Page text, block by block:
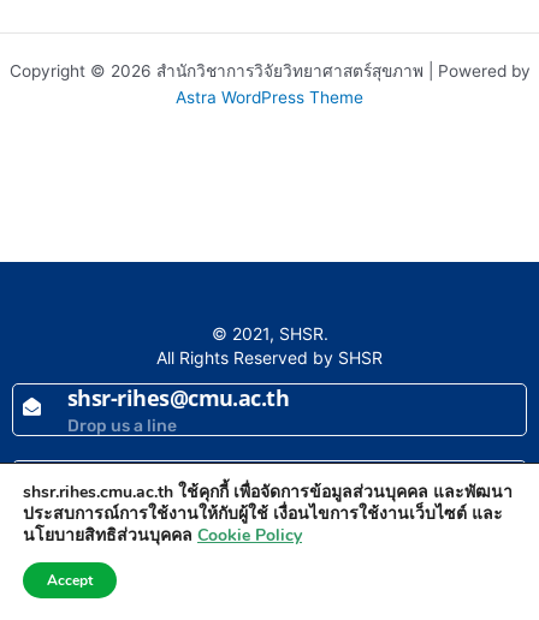
Copyright © 2026 สำนักวิชาการวิจัยวิทยาศาสตร์สุขภาพ | Powered by
Astra WordPress Theme
© 2021, SHSR.
All Rights Reserved by SHSR
shsr-rihes@cmu.ac.th
Drop us a line
+66 5393 6148
Make a call
shsr.rihes.cmu.ac.th ใช้คุกกี้ เพื่อจัดการข้อมูลส่วนบุคคล และพัฒนา
ประสบการณ์การใช้งานให้กับผู้ใช้ เงื่อนไขการใช้งานเว็บไซต์ และ
นโยบายสิทธิส่วนบุคคล Cookie Policy
Accept